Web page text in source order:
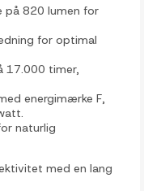
på 820 lumen for
for optimal
17.000 timer,
energimærke F,
naturlig
med en lang